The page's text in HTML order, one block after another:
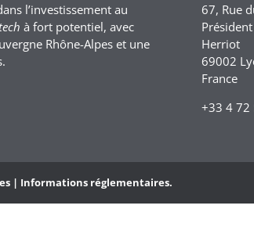
l’investissement au
à fort potentiel, avec
Rhône-Alpes et une
67, Rue
Herriot
69002
France
+33 4 72
| Informations réglementaires.